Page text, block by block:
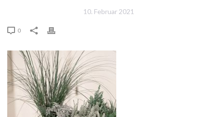
10. Februar 2021
0